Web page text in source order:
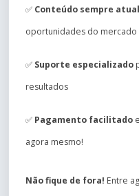
✅ Conteúdo sempre
oportunidades do mercado
✅ Suporte especializado
resultados
✅ Pagamento facilitado
agora mesmo!
Não fique de fora! Entre